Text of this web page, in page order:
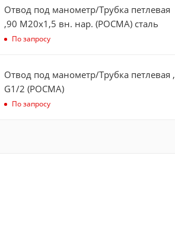
Отвод под манометр/Трубка петлевая
,90 М20х1,5 вн. нар. (РОСМА) сталь
По запросу
Отвод под манометр/Трубка петлевая ,
G1/2 (РОСМА)
По запросу